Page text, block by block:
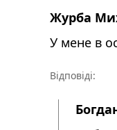
Журба
У мене в
Відповіді: